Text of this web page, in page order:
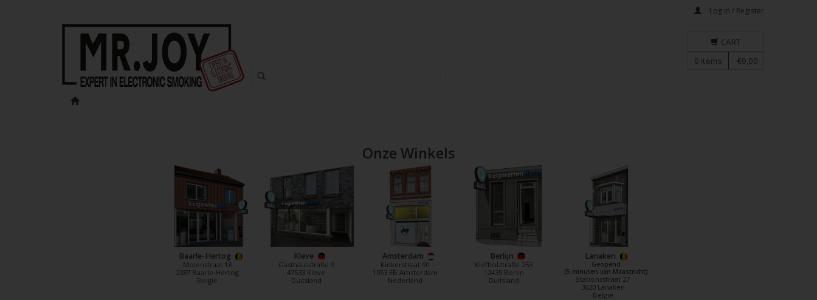
Log in / Register
CART
0 items €0,00
Onze Winkels
Baarle-Hertog
Molenstraat 18
2387 Baarle-Hertog
België
Kleve
Gasthausstraße 9
47533 Kleve
Duitsland
Amsterdam
Kinkerstraat 90
1053 EB Amsterdam
Nederland
Berlijn
Kiefholztraße 253
12435 Berlin
Duitsland
Lanaken
Geopend
(5 minuten van Maastricht)
Stationsstraat 27
3620 Lanaken
België